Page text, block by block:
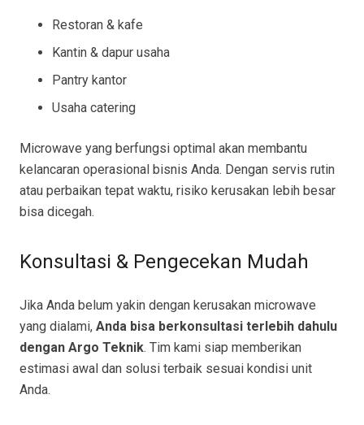
Restoran & kafe
Kantin & dapur usaha
Pantry kantor
Usaha catering
Microwave yang berfungsi optimal akan membantu
kelancaran operasional bisnis Anda. Dengan servis rutin
atau perbaikan tepat waktu, risiko kerusakan lebih besar
bisa dicegah.
Konsultasi & Pengecekan Mudah
Jika Anda belum yakin dengan kerusakan microwave
yang dialami, Anda bisa berkonsultasi terlebih dahulu
dengan Argo Teknik. Tim kami siap memberikan
estimasi awal dan solusi terbaik sesuai kondisi unit
Anda.